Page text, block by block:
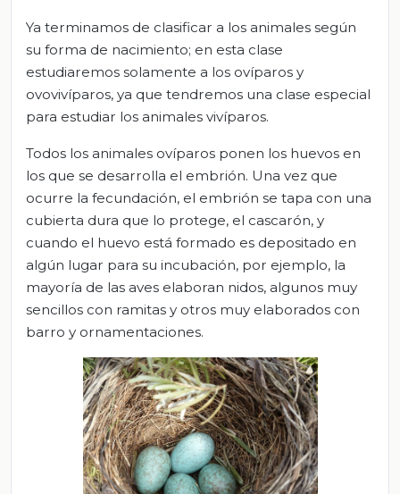
Ya terminamos de clasificar a los animales según
su forma de nacimiento; en esta clase
estudiaremos solamente a los ovíparos y
ovovivíparos, ya que tendremos una clase especial
para estudiar los animales vivíparos.
Todos los animales ovíparos ponen los huevos en
los que se desarrolla el embrión. Una vez que
ocurre la fecundación, el embrión se tapa con una
cubierta dura que lo protege, el cascarón, y
cuando el huevo está formado es depositado en
algún lugar para su incubación, por ejemplo, la
mayoría de las aves elaboran nidos, algunos muy
sencillos con ramitas y otros muy elaborados con
barro y ornamentaciones.